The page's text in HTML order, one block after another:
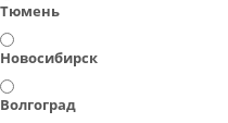
Тюмень
Новосибирск
Волгоград